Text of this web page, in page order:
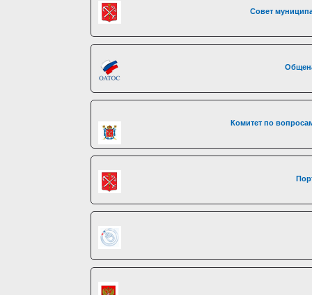
Совет
Комитет по